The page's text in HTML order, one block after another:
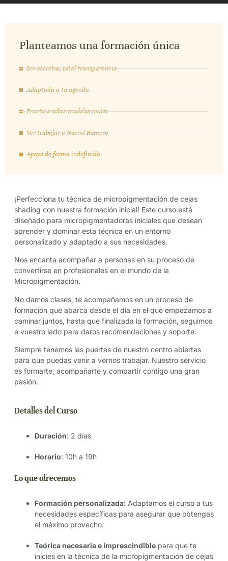
Planteamos una formación única
Sin secretos, total transparencia
Adaptada a tu agenda
Practica sobre modelos reales
Ver trabajar a Noemí Romero
Apoyo de forma indefinida
¡Perfecciona tu técnica de micropigmentación de cejas
shading con nuestra formación inicial! Este curso está
diseñado para micropigmentadoras iniciales que desean
aprender y dominar esta técnica en un entorno
personalizado y adaptado a sus necesidades.
Nos encanta acompañar a personas en su proceso de
convertirse en profesionales en el mundo de la
Micropigmentación.
No damos clases, te acompañamos en un proceso de
formación que abarca desde el día en el que empezamos a
caminar juntos, hasta que finalizada la formación, seguimos
a vuestro lado para daros recomendaciones y soporte.
Siempre tenemos las puertas de nuestro centro abiertas
para que puedas venir a vernos trabajar. Nuestro servicio
es formarte, acompañarte y compartir contigo una gran
pasión.
Detalles del Curso
Duración: 2 días
Horario: 10h a 19h
Lo que ofrecemos
Formación personalizada: Adaptamos el curso a tus
necesidades específicas para asegurar que obtengas
el máximo provecho.
Teórica necesaria e imprescindible para que te
inicies en la técnica de la micropigmentación de cejas